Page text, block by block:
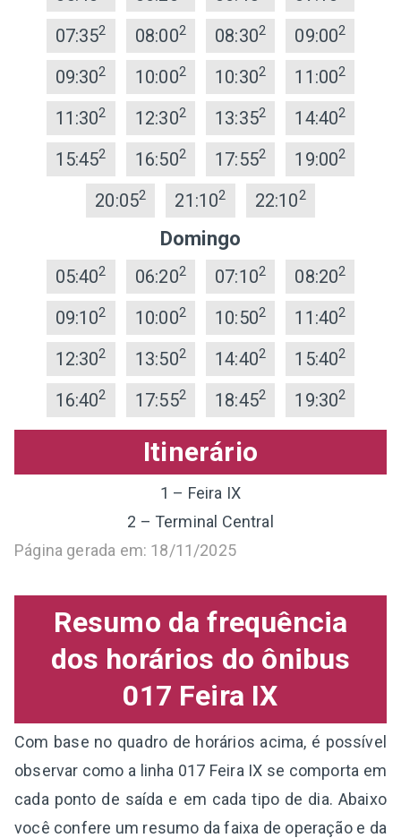
07:352 08:002 08:302 09:002
09:302 10:002 10:302 11:002
11:302 12:302 13:352 14:402
15:452 16:502 17:552 19:002
20:052 21:102 22:102
Domingo
05:402 06:202 07:102 08:202
09:102 10:002 10:502 11:402
12:302 13:502 14:402 15:402
16:402 17:552 18:452 19:302
Itinerário
1 – Feira IX
2 – Terminal Central
Página gerada em: 18/11/2025
Resumo da frequência
dos horários do ônibus
017 Feira IX
Com base no quadro de horários acima, é possível
observar como a linha 017 Feira IX se comporta em
cada ponto de saída e em cada tipo de dia. Abaixo
você confere um resumo da faixa de operação e da